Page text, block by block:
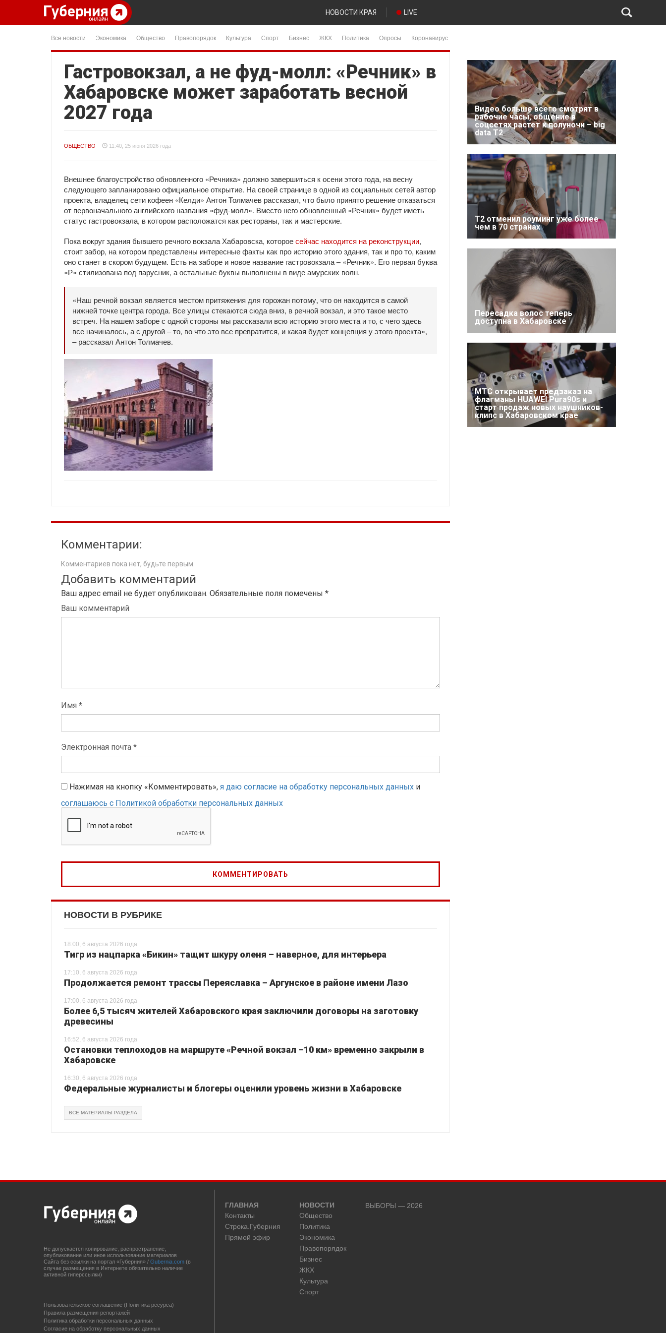
НОВОСТИ КРАЯ LIVE
Все новости Экономика Общество Правопорядок Культура Спорт Бизнес ЖКХ Политика Опросы Коронавирус
Гастровокзал, а не фуд-молл: «Речник» в
Хабаровске может заработать весной
2027 года
ОБЩЕСТВО 11:40, 25 июня 2026 года
Внешнее благоустройство обновленного «Речника» должно завершиться к осени этого года, на весну
следующего запланировано официальное открытие. На своей странице в одной из социальных сетей автор
проекта, владелец сети кофеен «Келди» Антон Толмачев рассказал, что было принято решение отказаться
от первоначального английского названия «фуд-молл». Вместо него обновленный «Речник» будет иметь
статус гастровокзала, в котором расположатся как рестораны, так и мастерские.
Пока вокруг здания бывшего речного вокзала Хабаровска, котороесейчас находится на реконструкции,
стоит забор, на котором представлены интересные факты как про историю этого здания, так и про то, каким
оно станет в скором будущем. Есть на заборе и новое название гастровокзала – «Речник». Его первая буква
«Р» стилизована под парусник, а остальные буквы выполнены в виде амурских волн.
«Наш речной вокзал является местом притяжения для горожан потому, что он находится в самой
нижней точке центра города. Все улицы стекаются сюда вниз, в речной вокзал, и это такое место
встреч. На нашем заборе с одной стороны мы рассказали всю историю этого места и то, с чего здесь
все начиналось, а с другой – то, во что это все превратится, и какая будет концепция у этого проекта»,
– рассказал Антон Толмачев.
Комментарии:
Комментариев пока нет, будьте первым.
Добавить комментарий
Ваш адрес email не будет опубликован. Обязательные поля помечены *
Ваш комментарий
Имя *
Электронная почта *
Нажимая на кнопку «Комментировать», я даю согласие на обработку персональных данных и
соглашаюсь с Политикой обработки персональных данных
НОВОСТИ В РУБРИКЕ
18:00, 6 августа 2026 года
Тигр из нацпарка «Бикин» тащит шкуру оленя – наверное, для интерьера
17:10, 6 августа 2026 года
Продолжается ремонт трассы Переяславка – Аргунское в районе имени Лазо
17:00, 6 августа 2026 года
Более 6,5 тысяч жителей Хабаровского края заключили договоры на заготовку
древесины
16:52, 6 августа 2026 года
Остановки теплоходов на маршруте «Речной вокзал –10 км» временно закрыли в
Хабаровске
16:30, 6 августа 2026 года
Федеральные журналисты и блогеры оценили уровень жизни в Хабаровске
ВСЕ МАТЕРИАЛЫ РАЗДЕЛА
Видео больше всего смотрят в
рабочие часы, общение в
соцсетях растет к полуночи – big
data T2
Т2 отменил роуминг уже более
чем в 70 странах
Пересадка волос теперь
доступна в Хабаровске
МТС открывает предзаказ на
флагманы HUAWEI Pura90s и
старт продаж новых наушников-
клипс в Хабаровском крае
Не допускается копирование, распространение,
опубликование или иное использование материалов
Сайта без ссылки на портал «Губерния» / Gubernia.com (в
случае размещения в Интернете обязательно наличие
активной гиперссылки)
Пользовательское соглашение (Политика ресурса)
Правила размещения репортажей
Политика обработки персональных данных
Согласие на обработку персональных данных
ГЛАВНАЯ
Контакты
Строка.Губерния
Прямой эфир
НОВОСТИ
Общество
Политика
Экономика
Правопорядок
Бизнес
ЖКХ
Культура
Спорт
ВЫБОРЫ — 2026